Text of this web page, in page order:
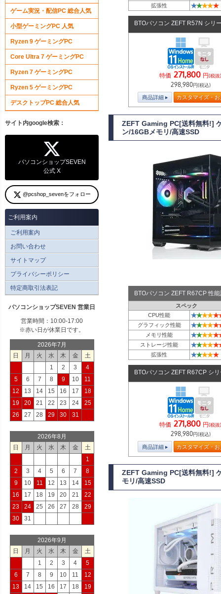
拡張性 ★★★★★
BTOパソコン ZEFT R57N シリ
特価 271,800 円(税抜
298,980円(税込)
商品詳細 カスタマイズ・
ZEFT Gaming PC[送料無料!]
ン/16GBメモリ/高速SSD
BTOパソコン ZEFT R67CP 性
スペック
CPU性能
★★★★★
グラフィック性能 ★★★★★
メモリ性能 ★★★★★
ストレージ性能 ★★★★★
拡張性 ★★★★★
BTOパソコン ZEFT R67CP シ
特価 271,800 円(税抜
298,980円(税込)
商品詳細 カスタマイズ・
ZEFT Gaming PC[送料無料!]
モリ/高速SSD
ゲーム実況・配信PC 総合人気
小型ゲーミングPC 人気
Ryzen 9 ゲーミングPC
Core Ultra 7 ゲーミングPC
Ryzen 7 ゲーミングPC
Ryzen 5 ゲーミングPC
デスクトップPC 総合人気
サイト内google検索：
パソコンショップSEVEN
公式 X
@pcshop_sevenをフォロー
ご利用案内
ご利用案内
お問い合わせ
サイトマップ
プライバシーポリシー
特定商取引法表記
パソコンショップSEVEN 営業日
営業時間：10:00-17:00
※赤い日が休業日です。
2026年7月
日
月 火 水 木 金
土
1
2 3
4
5
6 7 8 9 10
11
12
13 14 15 16 17
18
19
20 21 22 23 24
25
26
27 28 29 30 31
2026年8月
日
月 火 水 木 金
土
1
2
3 4 5 6 7
8
9
10 11 12 13 14
15
16
17 18 19 20 21
22
23
24 25 26 27 28
29
30
31
2026年9月
日
月 火 水 木 金
土
1
2 3 4
5
6
7 8 9 10 11
12
13
14 15 16 17 18
19